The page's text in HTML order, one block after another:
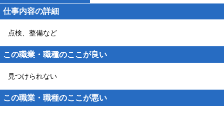
仕事内容の詳細
点検、整備など
この職業・職種のここが良い
見つけられない
この職業・職種のここが悪い